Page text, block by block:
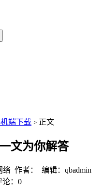
机端下载 > 正文
文为你解答
络 作者： 编辑：qbadmin
论：0